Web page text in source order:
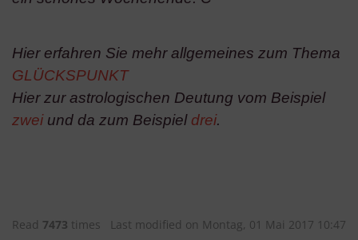
Hier erfahren Sie mehr allgemeines zum Thema
GLÜCKSPUNKT
Hier zur astrologischen Deutung vom Beispiel
zwei und da zum Beispiel drei.
Read 7473 times Last modified on Montag, 01 Mai 2017 10:47
Endgeräteeigenschaften zur Identifikation aktiv abfragen